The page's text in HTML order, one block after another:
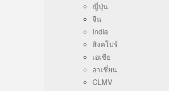
ญี่ปุ่น
จีน
India
สิงคโปร์
เอเชีย
อาเชี่ยน
CLMV